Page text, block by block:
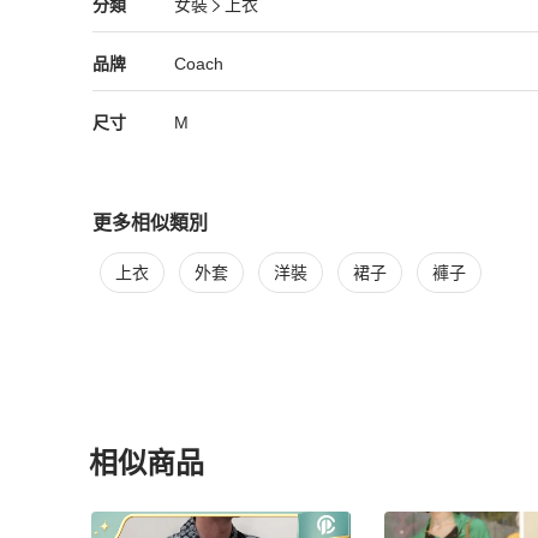
分類 女裝
上衣
女裝/上衣推薦
品牌
Coach 女裝品牌介紹
Coach
Coach 推薦清單
尺寸 M
更多相似類別
更多 Coach女裝相似商品推薦
上衣 外套 洋裝 裙子 褲子
相似商品
更多相似Coach女裝推薦精品